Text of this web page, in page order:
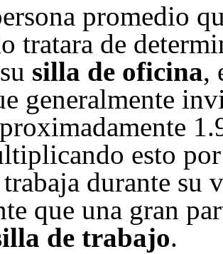
promedio
tratara de
silla de oficina,
generalmente
esto
durante su
que una gran
de trabajo.